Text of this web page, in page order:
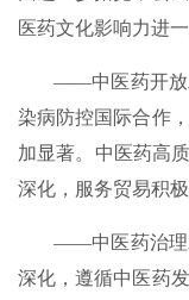
医药文化影响力进一
——中医药开放
染病防控国际合作
加显著。中医药高
深化，服务贸易积极
——中医药治理
深化，遵循中医药